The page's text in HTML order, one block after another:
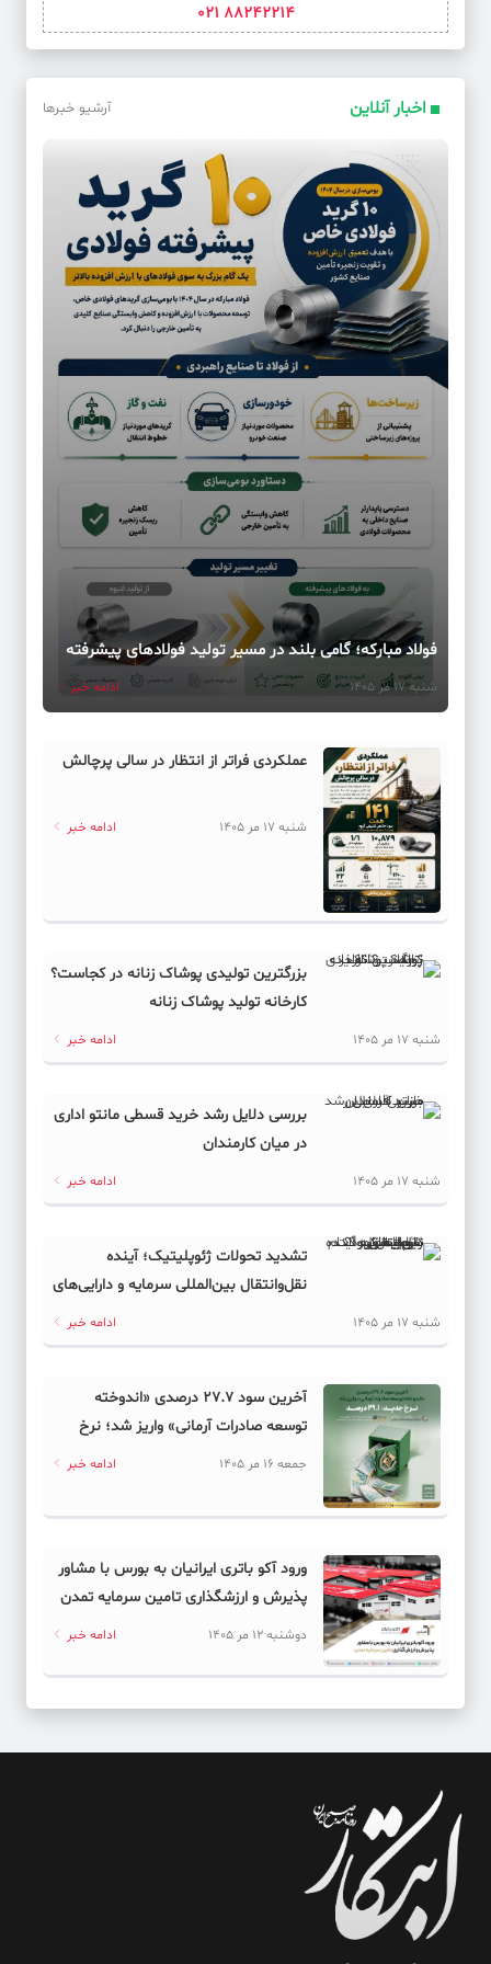
88242214 021
اخبار آنلاین آرشیو خبرها
فولاد مبارکه؛ گامی بلند در مسیر تولید فولادهای پیشرفته
شنبه 17 مر 1405 ادامه خبر
عملکردی فراتر از انتظار در سالی پرچالش
شنبه 17 مر 1405 ادامه خبر
بزرگترین تولیدی پوشاک زنانه در کجاست؟
کارخانه تولید پوشاک زنانه
شنبه 17 مر 1405 ادامه خبر
بررسی دلایل رشد خرید قسطی مانتو اداری
در میان کارمندان
شنبه 17 مر 1405 ادامه خبر
تشدید تحولات ژئوپلیتیک؛ آینده
نقل‌وانتقال بین‌المللی سرمایه و دارایی‌های
شنبه 17 مر 1405 ادامه خبر
آخرین سود ۲۷.۷ درصدی «اندوخته
توسعه صادرات آرمانی» واریز شد؛ نرخ
جدید ۲۹.۱ درصد
جمعه 16 مر 1405 ادامه خبر
ورود آکو باتری ایرانیان به بورس با مشاور
پذیرش و ارزشگذاری تامین سرمایه تمدن
دوشنبه 12 مر 1405 ادامه خبر